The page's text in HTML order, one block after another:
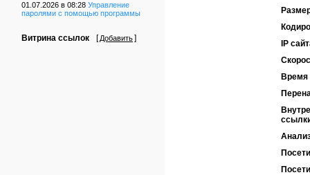
01.07.2026 в 08:28 Управление
паролями с помощью программы
Витрина ссылок [ Добавить]
IP
Время